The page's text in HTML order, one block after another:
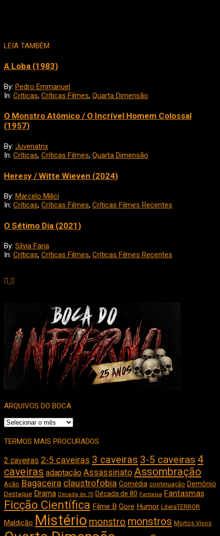
LEIA TAMBÉM
A Loba (1983)
By: Pedro Emmanuel
In: Críticas, Críticas Filmes, Quarta Dimensão
O Monstro Atômico / O Incrível Homem Colossal
(1957)
By: Juvenatrix
In: Críticas, Críticas Filmes, Quarta Dimensão
Heresy / Witte Wieven (2024)
By: Marcelo Milici
In: Críticas, Críticas Filmes, Críticas Filmes Recentes
O Sétimo Dia (2021)
By: Silvia Faria
In: Críticas, Críticas Filmes, Críticas Filmes Recentes
ARQUIVOS DO BOCA
Arquivos
Boca
TERMOS MAIS PROCURADOS
2 caveiras 2-5 caveiras 3 caveiras 3-5 caveiras 4
caveiras adaptação Assassinato Assombração
Ação Bagaceira claustrofobia Comédia continuação Demônio
Destaque Drama Década de 70 Década de 80 Fantasia Fantasmas
Ficção Científica Filme B Gore Humor LiteraTERROR
Maldição Mistério monstro monstros Mortos Vivos